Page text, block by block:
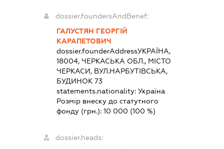
dossier.foundersAndBenef:
ГАЛУСТЯН ГЕОРГІЙ
КАРАПЕТОВИЧ
dossier.founderAddressУКРАЇНА,
18004, ЧЕРКАСЬКА ОБЛ., МІСТО
ЧЕРКАСИ, ВУЛ.НАРБУТІВСЬКА,
БУДИНОК 73
statements.nationality:Україна
Розмір внеску до статутного
фонду (грн.):10 000 (100 %)
dossier.heads: